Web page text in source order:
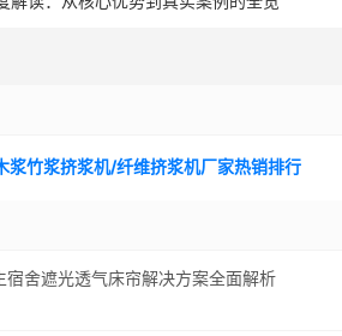
竹浆挤浆机/纤维挤浆机厂家热销排行
舍遮光透气床帘解决方案全面解析